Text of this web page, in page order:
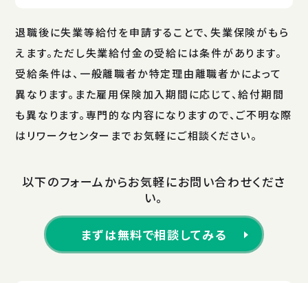
退職後に失業等給付を申請することで、失業保険がもら
えます。ただし失業給付金の受給には条件があります。
受給条件は、一般離職者か特定理由離職者かによって
異なります。また雇用保険加入期間に応じて、給付期間
も異なります。専門的な内容になりますので、ご不明な際
はリワークセンターまでお気軽にご相談ください。
以下のフォームからお気軽にお問い合わせくださ
い。
まずは無料で相談してみる